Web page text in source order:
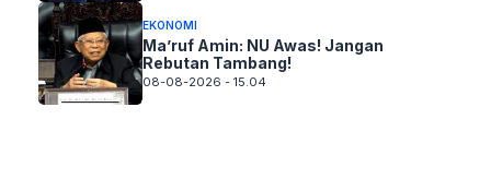
EKONOMI
Ma’ruf Amin: NU Awas! Jangan
Rebutan Tambang!
08-08-2026 - 15.04